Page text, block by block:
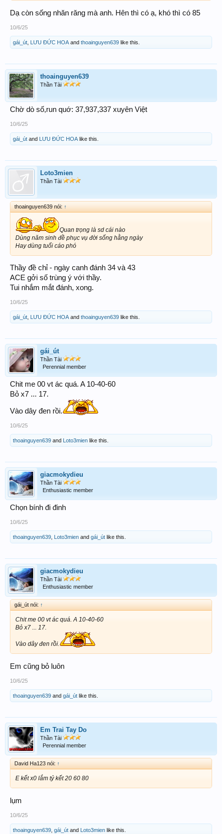
Dạ còn sống nhăn răng mà anh. Hên thì có ạ, khó thì có 85
10/6/25
gái_út LƯU ĐỨC HOA and thoainguyen639 like this.
thoainguyen639
Thần Tài
Chờ dò số,run quớ: 37,937,337 xuyên Việt
10/6/25
gái_út and LƯU ĐỨC HOA like this.
Loto3mien
Thần Tài
thoainguyen639 nói: ↑
Quan trọng là sd cái nào
Dùng năm sinh đề phục vụ đời sống hằng ngày
Hay dùng tuổi cáo phó
Thầy đề chỉ - ngày canh đánh 34 và 43
ACE gởi số trùng ý với thầy.
Tui nhắm mắt đánh, xong.
10/6/25
gái_út LƯU ĐỨC HOA and thoainguyen639 like this.
gái_út
Thần Tài
Perennial member
Chit me 00 vt ác quá. A 10-40-60
Bỏ x7 ... 17.
Vào dây đen rồi.
10/6/25
thoainguyen639 and Loto3mien like this.
giacmokydieu
Thần Tài
Enthusiastic member
Chọn bính đi đinh
10/6/25
thoainguyen639 Loto3mien and gái_út like this.
giacmokydieu
Thần Tài
Enthusiastic member
gái_út nói: ↑
Chit me 00 vt ác quá. A 10-40-60
Bỏ x7 ... 17.
Vào dây đen rồi.
Em cũng bỏ luôn
10/6/25
thoainguyen639 and gái_út like this.
Em Trai Tay Do
Thần Tài
Perennial member
David Ha123 nói: ↑
E kết x0 lắm tỷ kết 20 60 80
lụm
10/6/25
thoainguyen639 gái_út and Loto3mien like this.